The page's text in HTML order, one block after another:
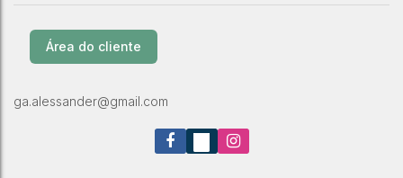
Área do cliente
ga.alessander@gmail.com